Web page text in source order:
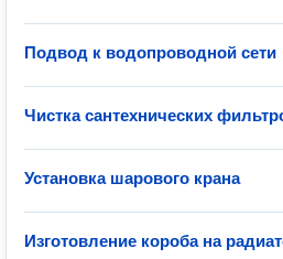
Подвод к водопроводной сети
Чистка сантехнических
Установка шарового крана
Изготовление короба на